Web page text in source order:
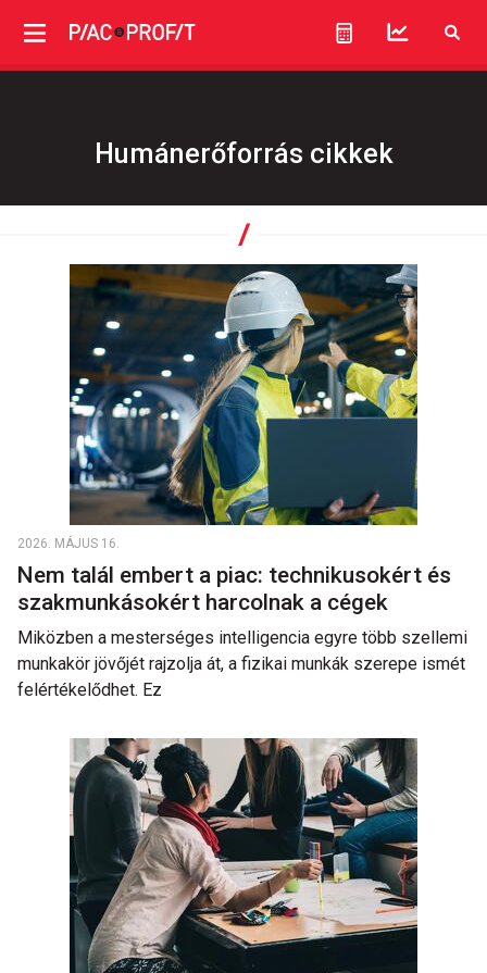
Humánerőforrás cikkek
2026. MÁJUS 16.
Nem talál embert a piac: technikusokért és
szakmunkásokért harcolnak a cégek
Miközben a mesterséges intelligencia egyre több szellemi
munkakör jövőjét rajzolja át, a fizikai munkák szerepe ismét
felértékelődhet. Ez